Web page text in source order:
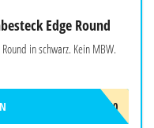
Edge Round
in schwarz. Kein MBW.
EDGEROUND10